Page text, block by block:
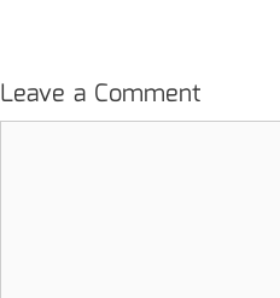
Leave a Comment